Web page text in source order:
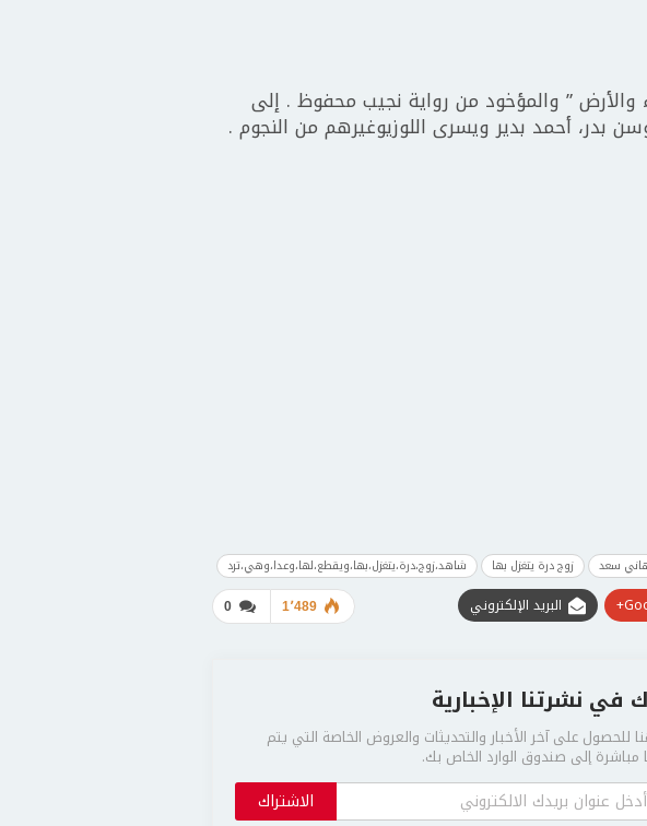
والأرض ” والمؤخود من رواية نجيب محفوظ . إلى
بدر، أحمد بدير ويسرى اللوزيوغيرهم من النجوم .
سعد زوج درة يتغزل بها شاهد،زوج،درة،يتغزل،بها،ويقطع،لها،وعدا،وهي،ترد
0 1٬489 البريد الإلكتروني
في نشرتنا الإخبارية
للحصول على آخر الأخبار والتحديثات والعروض الخاصة التي يتم
إلى صندوق الوارد الخاص بك.
الاشتراك